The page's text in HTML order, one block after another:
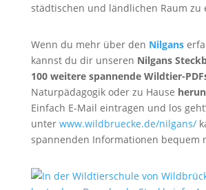
städtischen und ländlichen Raum zu
Wenn du mehr über den Nilgans
kannst du dir unseren Nilgans
100 weitere spannende Wildtier-
Naturpädagogik oder zu Hause
Einfach E-Mail eintragen und los
unter www.wildbruecke.de/nilgans/
spannenden Informationen bequem